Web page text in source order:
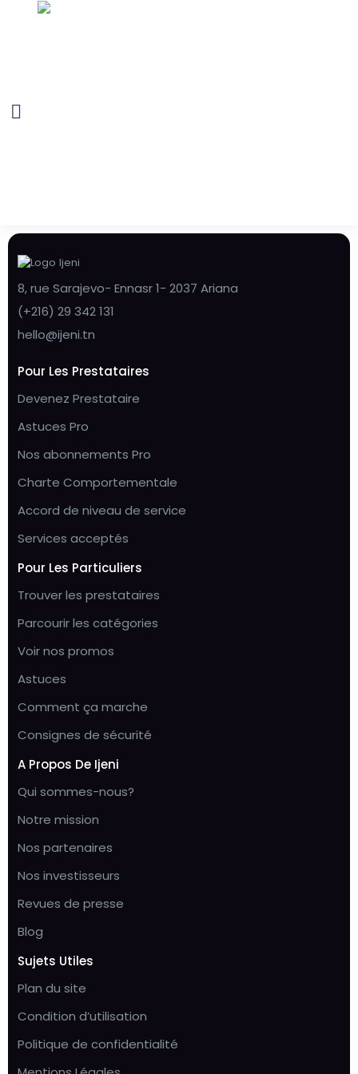
8, rue Sarajevo- Ennasr 1- 2037 Ariana
(+216) 29 342 131
hello@ijeni.tn
Pour Les Prestataires
Devenez Prestataire
Astuces Pro
Nos abonnements Pro
Charte Comportementale
Accord de niveau de service
Services acceptés
Pour Les Particuliers
Trouver les prestataires
Parcourir les catégories
Voir nos promos
Astuces
Comment ça marche
Consignes de sécurité
A Propos De Ijeni
Qui sommes-nous?
Notre mission
Nos partenaires
Nos investisseurs
Revues de presse
Blog
Sujets Utiles
Plan du site
Condition d’utilisation
Politique de confidentialité